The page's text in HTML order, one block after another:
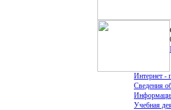
Интернет -
Сведения
Учебная